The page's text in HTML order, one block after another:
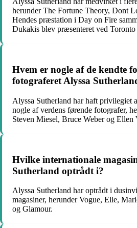
herunder The Fortune Theory, Dont
Hendes præstation i Day on Fire
Dukakis blev præsenteret ved
Hvem er nogle af de kendte
fotograferet Alyssa
Alyssa Sutherland har haft privilegiet
nogle af verdens førende fotografer,
Steven Miesel, Bruce Weber og Ellen
Hvilke internationale
Sutherland optrådt i?
Alyssa Sutherland har optrådt i
magasiner, herunder Vogue, Elle,
og Glamour.